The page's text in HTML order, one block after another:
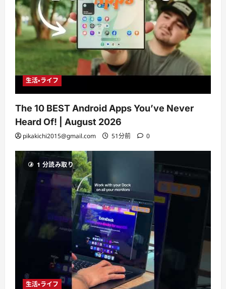
生活・ライフ
The 10 BEST Android Apps You’ve Never
Heard Of! | August 2026
pikakichi2015@gmail.com 51分前 0
1 分読み取り
生活・ライフ